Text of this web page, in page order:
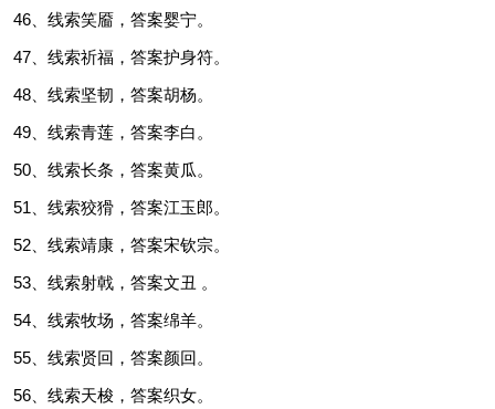
46、线索笑靥，答案婴宁。
47、线索祈福，答案护身符。
48、线索坚韧，答案胡杨。
49、线索青莲，答案李白。
50、线索长条，答案黄瓜。
51、线索狡猾，答案江玉郎。
52、线索靖康，答案宋钦宗。
53、线索射戟，答案文丑 。
54、线索牧场，答案绵羊。
55、线索贤回，答案颜回。
56、线索天梭，答案织女。